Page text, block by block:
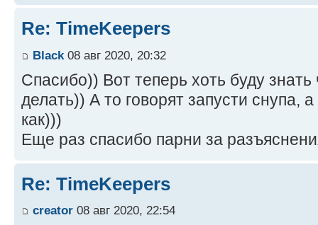
Re: TimeKeepers
Black 08 авг 2020, 20:32
Спасибо)) Вот теперь хоть буду
делать)) А то говорят запусти снупа,
как)))
Еще раз спасибо парни за
Re: TimeKeepers
creator 08 авг 2020, 22:54